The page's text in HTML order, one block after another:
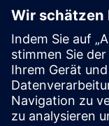
Follow
Press | Company |